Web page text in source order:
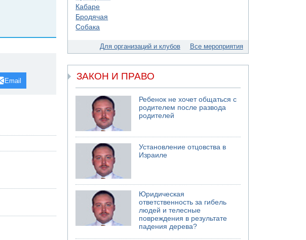
Email
ножевые ранения в результате нападения на
улице Левински в Тель-Авиве
04.08.2026 13:48
почти все запасы ракет
Ракетная атака на судно вблизи Омана
04.08.2026 12:29
Малыш обварился супом в Бней-Браке
Для организаций и клубов Все мероприятия
ЗАКОН И ПРАВО
Ребенок не хочет общаться с
родителем после развода
родителей
Установление отцовства в
Израиле
Юридическая
ответственность за гибель
людей и телесные
повреждения в результате
падения дерева?